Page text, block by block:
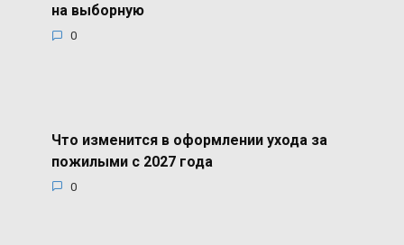
на выборную
0
Что изменится в оформлении ухода за
пожилыми с 2027 года
0